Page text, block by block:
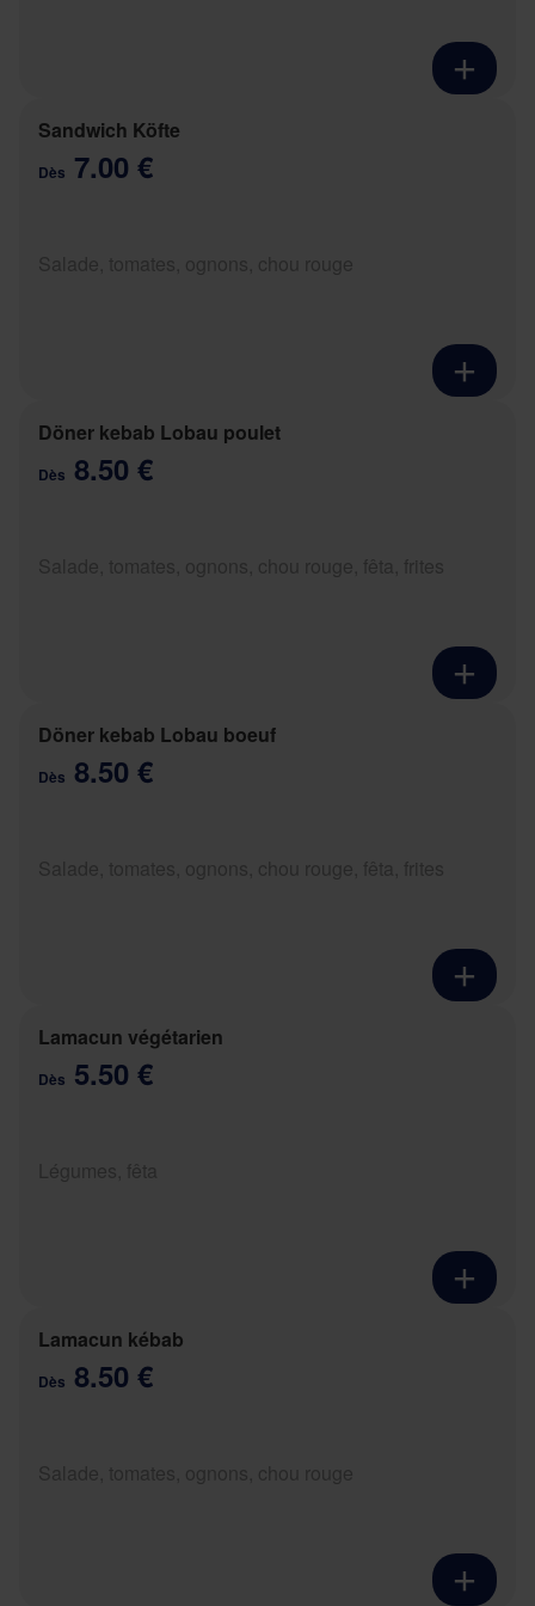
Sandwich Köfte
Dès 7.00 €
Döner kebab Lobau poulet
Dès 8.50 €
Döner kebab Lobau boeuf
Dès 8.50 €
Lamacun végétarien
Dès 5.50 €
Lamacun kébab
Dès 8.50 €